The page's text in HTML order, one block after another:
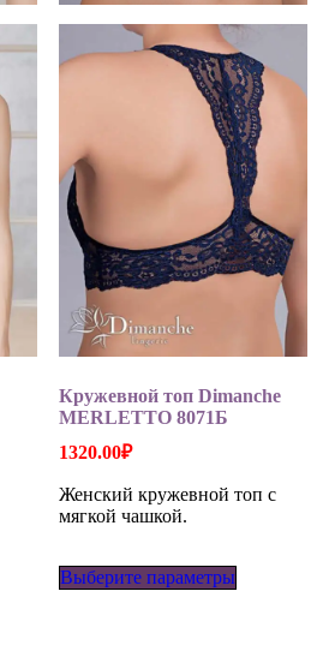
Кружевной топ Dimanche
MERLETTO 8071Б
1320.00₽
Женский кружевной топ с
мягкой чашкой.
Выберите параметры